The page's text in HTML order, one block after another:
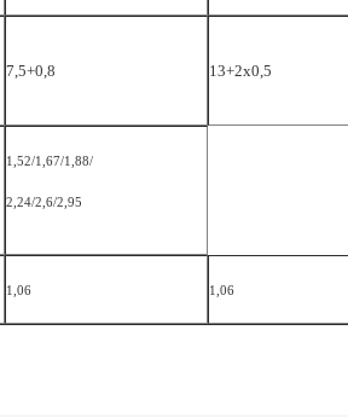
7,5+0,8 13+2х0,5
1,52/1,67/1,88/
2,24/2,6/2,95
1,06 1,06